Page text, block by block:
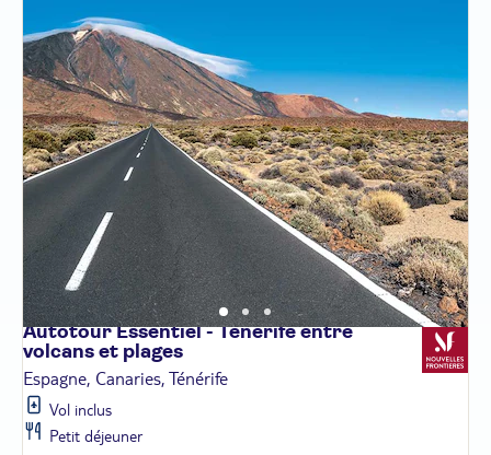
Autotour Essentiel - Tenerife entre
volcans et plages
Espagne, Canaries, Ténérife
Vol inclus
Petit déjeuner